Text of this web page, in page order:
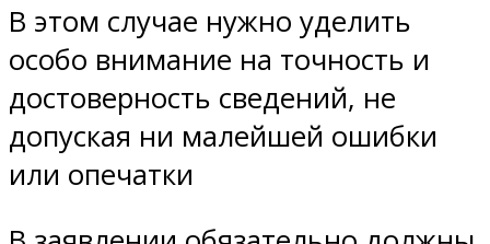
В этом случае нужно уделить
особо внимание на точность и
достоверность сведений, не
допуская ни малейшей ошибки
или опечатки